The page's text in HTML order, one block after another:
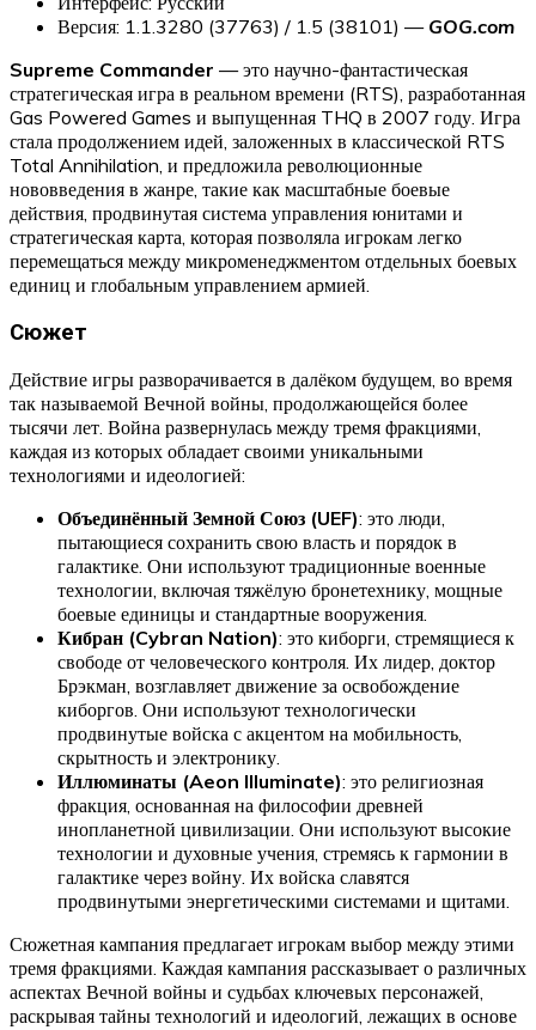
Версия: 1.1.3280 (37763) / 1.5 (38101) — GOG.com
Supreme Commander — это научно-фантастическая
стратегическая игра в реальном времени (RTS), разработанная
Gas Powered Games и выпущенная THQ в 2007 году. Игра
стала продолжением идей, заложенных в классической RTS
Total Annihilation, и предложила революционные
нововведения в жанре, такие как масштабные боевые
действия, продвинутая система управления юнитами и
стратегическая карта, которая позволяла игрокам легко
перемещаться между микроменеджментом отдельных боевых
единиц и глобальным управлением армией.
Сюжет
Действие игры разворачивается в далёком будущем, во время
так называемой Вечной войны, продолжающейся более
тысячи лет. Война развернулась между тремя фракциями,
каждая из которых обладает своими уникальными
технологиями и идеологией:
Объединённый Земной Союз (UEF): это люди,
пытающиеся сохранить свою власть и порядок в
галактике. Они используют традиционные военные
технологии, включая тяжёлую бронетехнику, мощные
боевые единицы и стандартные вооружения.
Кибран (Cybran Nation): это киборги, стремящиеся к
свободе от человеческого контроля. Их лидер, доктор
Брэкман, возглавляет движение за освобождение
киборгов. Они используют технологически
продвинутые войска с акцентом на мобильность,
скрытность и электронику.
Иллюминаты (Aeon Illuminate): это религиозная
фракция, основанная на философии древней
инопланетной цивилизации. Они используют высокие
технологии и духовные учения, стремясь к гармонии в
галактике через войну. Их войска славятся
продвинутыми энергетическими системами и щитами.
Сюжетная кампания предлагает игрокам выбор между этими
тремя фракциями. Каждая кампания рассказывает о различных
аспектах Вечной войны и судьбах ключевых персонажей,
раскрывая тайны технологий и идеологий, лежащих в основе